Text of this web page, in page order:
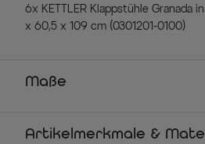
6x KETTLER Klappstühle Granada
x 60,5 x 109 cm (0301201-0100)
Maße
Artikelmerkmale &